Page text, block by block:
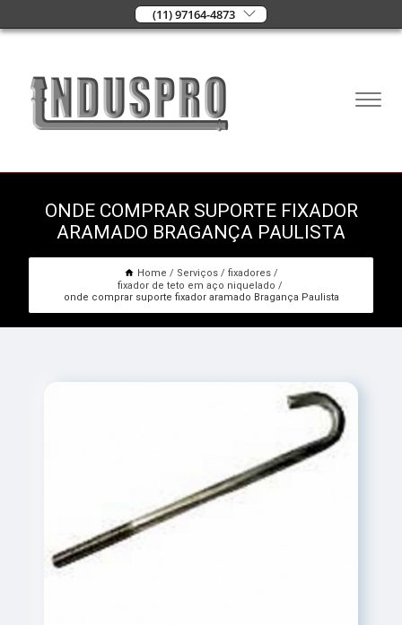
(11) 97164-4873
ONDE COMPRAR SUPORTE FIXADOR
ARAMADO BRAGANÇA PAULISTA
Home Serviços
fixadores
fixador de teto em aço niquelado
onde comprar suporte fixador aramado Bragança Paulista